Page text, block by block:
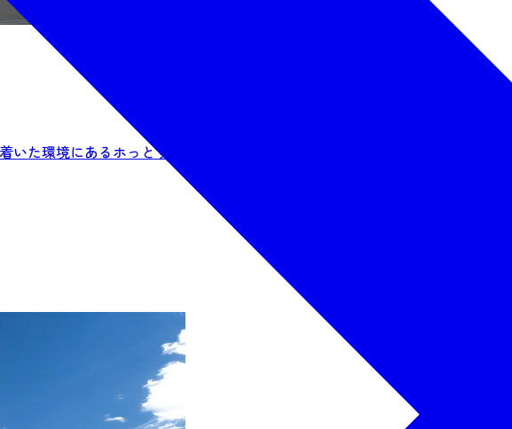
いた環境にあるホっとする温かなホテル。周辺には榴岡公園、仙台サンプラ